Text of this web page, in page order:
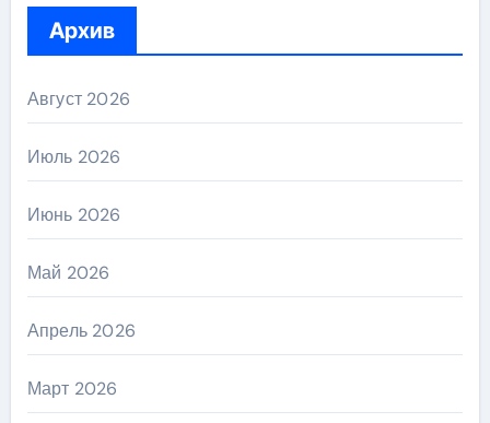
Архив
Август 2026
Июль 2026
Июнь 2026
Май 2026
Апрель 2026
Март 2026